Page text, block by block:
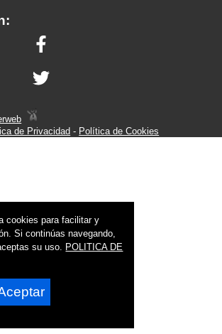
de Privacidad - Política de Cookies
cookies para facilitar y
Si continúas navegando,
su uso. POLITICA DE